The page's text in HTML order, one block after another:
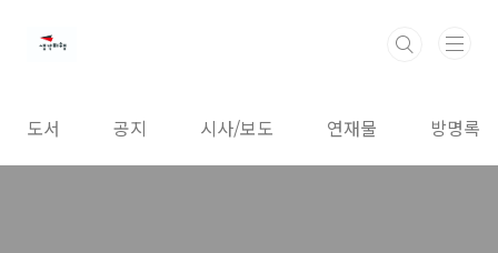
도서 공지 시사/보도 연재물 방명록